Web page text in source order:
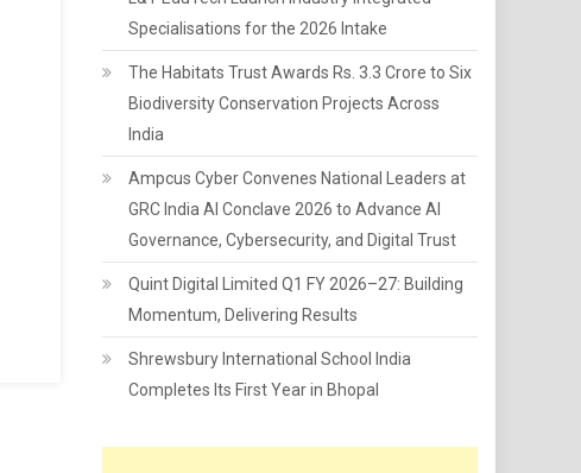
Specialisations for the 2026 Intake
The Habitats Trust Awards Rs. 3.3 Crore to Six
Biodiversity Conservation Projects Across
India
Ampcus Cyber Convenes National Leaders at
GRC India AI Conclave 2026 to Advance AI
Governance, Cybersecurity, and Digital Trust
Quint Digital Limited Q1 FY 2026–27: Building
Momentum, Delivering Results
Shrewsbury International School India
Completes Its First Year in Bhopal